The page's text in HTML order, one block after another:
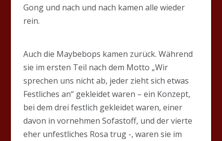
Gong und nach und nach kamen alle wieder
rein.
Auch die Maybebops kamen zurück. Während
sie im ersten Teil nach dem Motto „Wir
sprechen uns nicht ab, jeder zieht sich etwas
Festliches an“ gekleidet waren – ein Konzept,
bei dem drei festlich gekleidet waren, einer
davon in vornehmen Sofastoff, und der vierte
eher unfestliches Rosa trug -, waren sie im